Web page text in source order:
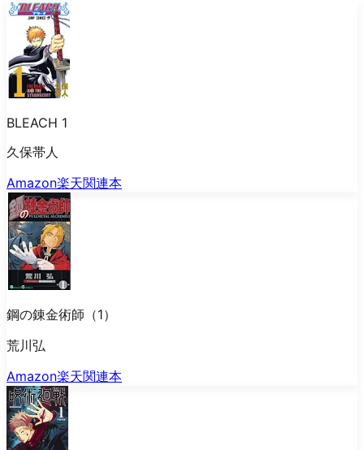
BLEACH 1
久保帯人
Amazon楽天関連本
鋼の錬金術師（1）
荒川弘
Amazon楽天関連本